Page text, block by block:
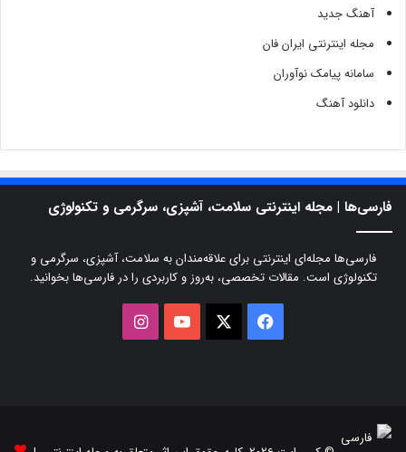
آهنگ جدید
مجله اینترنتی ایران فان
سامانه پیامک نوآوران
دانلود آهنگ
فارسی‌ها | مجله اینترنتی سلامت، آشپزی، سرگرمی و تکنولوژی
فارسی‌ها مجله‌ای اینترنتی برای علاقه‌مندان به سلامت، آشپزی، سرگرمی و
تکنولوژی است. مقالات تخصصی، به‌روز و کاربردی را در فارسی‌ها بخوانید.
فیسبوک یوتیوب